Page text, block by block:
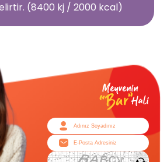
(8400 kj / 2000 kcal)